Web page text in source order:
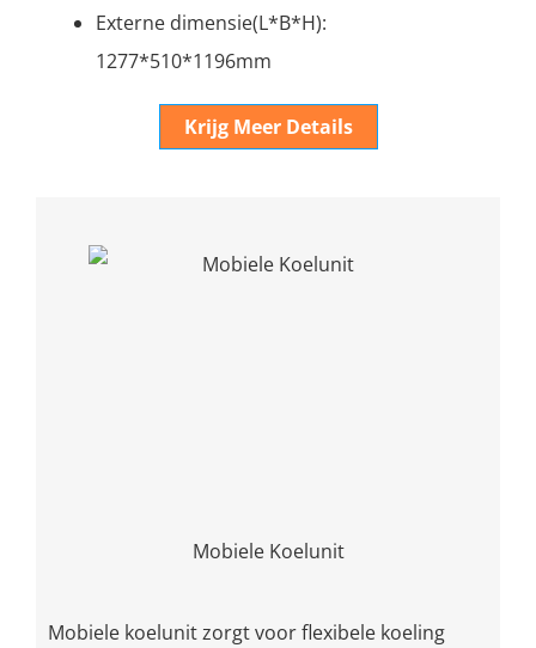
Externe dimensie(L*B*H):
1277*510*1196mm
Krijg Meer Details
Mobiele Koelunit
Mobiele koelunit zorgt voor flexibele koeling